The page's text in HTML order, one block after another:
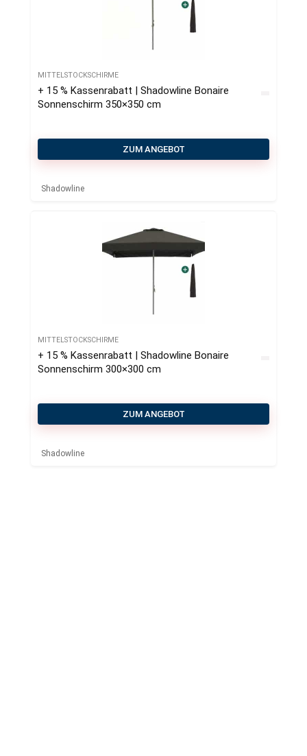
MITTELSTOCKSCHIRME
+ 15 % Kassenrabatt | Shadowline Bonaire
Sonnenschirm 350×350 cm
ZUM ANGEBOT
Shadowline
MITTELSTOCKSCHIRME
+ 15 % Kassenrabatt | Shadowline Bonaire
Sonnenschirm 300×300 cm
ZUM ANGEBOT
Shadowline